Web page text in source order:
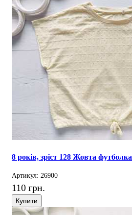
8 років, зріст 128 Жовта футболка
Артикул: 26900
110 грн.
Купити